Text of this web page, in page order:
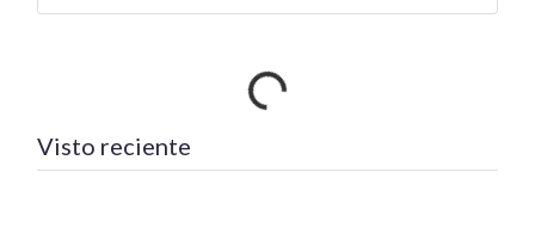
Visto reciente Cargando…